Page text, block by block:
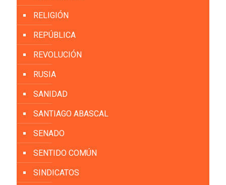
RELIGIÓN
REPÚBLICA
REVOLUCIÓN
RUSIA
SANIDAD
SANTIAGO ABASCAL
SENADO
SENTIDO COMÚN
SINDICATOS